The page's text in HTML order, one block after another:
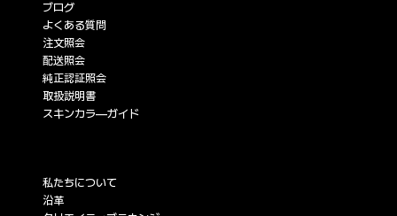
ブログ
よくある質問
注文照会
配送照会
純正認証照会
取扱説明書
スキンカラ―ガイド
私たちについて
沿革